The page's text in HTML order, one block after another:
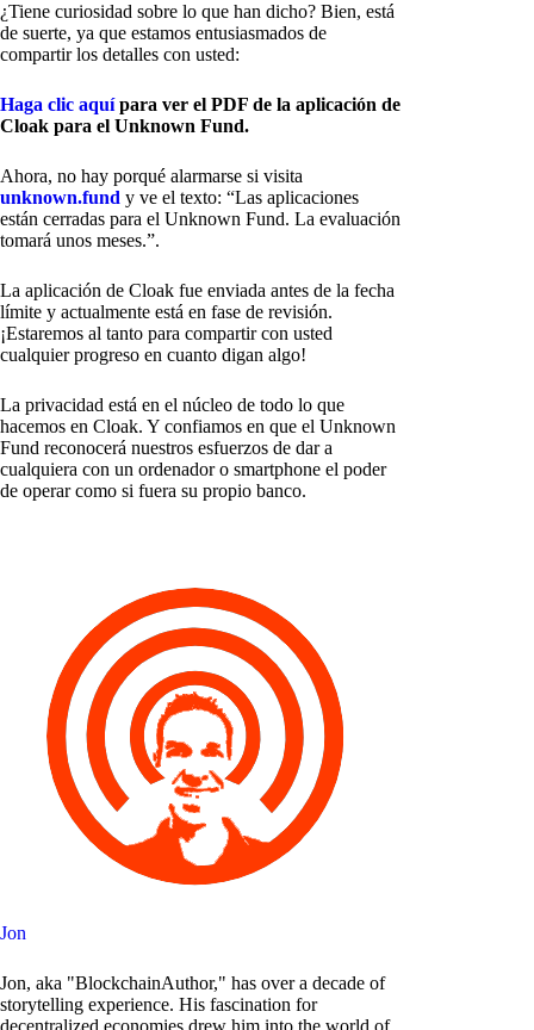
¿Tiene curiosidad sobre lo que han dicho? Bien, está
de suerte, ya que estamos entusiasmados de
compartir los detalles con usted:
Haga clic aquípara ver el PDF de la aplicación de
Cloak para el Unknown Fund.
Ahora, no hay porqué alarmarse si visita
unknown.fund y ve el texto: “Las aplicaciones
están cerradas para el Unknown Fund. La evaluación
tomará unos meses.”.
La aplicación de Cloak fue enviada antes de la fecha
límite y actualmente está en fase de revisión.
¡Estaremos al tanto para compartir con usted
cualquier progreso en cuanto digan algo!
La privacidad está en el núcleo de todo lo que
hacemos en Cloak. Y confiamos en que el Unknown
Fund reconocerá nuestros esfuerzos de dar a
cualquiera con un ordenador o smartphone el poder
de operar como si fuera su propio banco.
Jon
Jon, aka "BlockchainAuthor," has over a decade of
storytelling experience. His fascination for
decentralized economies drew him into the world of